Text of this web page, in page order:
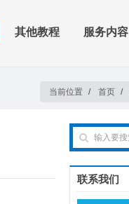
其他教程 服务内容
当前位置 / 首页 /
联系我们